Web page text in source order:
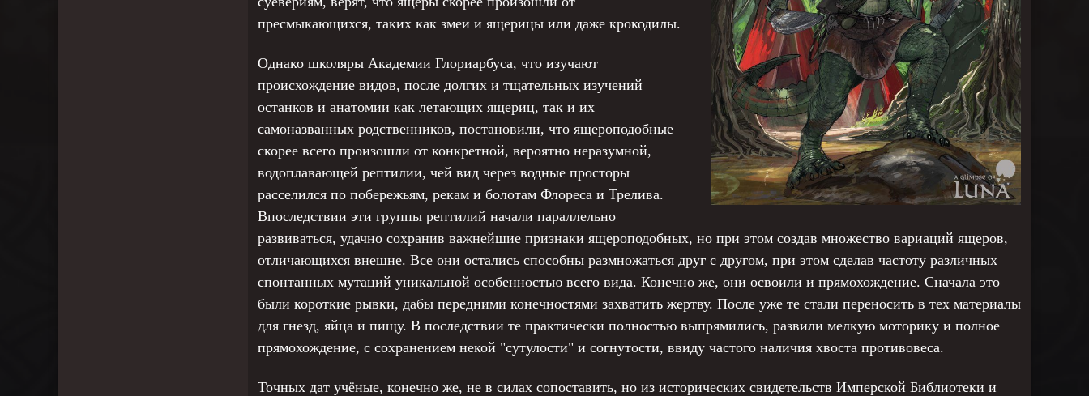
пресмыкающихся, таких как змеи и ящерицы или даже крокодилы.
Однако школяры Академии Глориарбуса, что изучают
происхождение видов, после долгих и тщательных изучений
останков и анатомии как летающих ящериц, так и их
самоназванных родственников, постановили, что ящероподобные
скорее всего произошли от конкретной, вероятно неразумной,
водоплавающей рептилии, чей вид через водные просторы
расселился по побережьям, рекам и болотам Флореса и Трелива.
Впоследствии эти группы рептилий начали параллельно
развиваться, удачно сохранив важнейшие признаки ящероподобных, но при этом создав множество вариаций ящеров,
отличающихся внешне. Все они остались способны размножаться друг с другом, при этом сделав частоту различных
спонтанных мутаций уникальной особенностью всего вида. Конечно же, они освоили и прямохождение. Сначала это
были короткие рывки, дабы передними конечностями захватить жертву. После уже те стали переносить в тех материалы
для гнезд, яйца и пищу. В последствии те практически полностью выпрямились, развили мелкую моторику и полное
прямохождение, с сохранением некой "сутулости" и согнутости, ввиду частого наличия хвоста противовеса.
Точных дат учёные, конечно же, не в силах сопоставить, но из исторических свидетельств Имперской Библиотеки и